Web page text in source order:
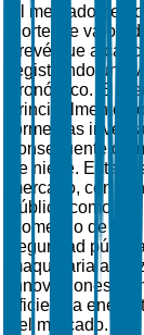
El mercado de
Norte fue
prevé que
registrando un
pronóstico. El
principalmente
tormentas
consecuente
de nieve.
mercado, con
público como
Comercio de
seguridad
maquinaria
innovaciones
eficiencia
del mercado.